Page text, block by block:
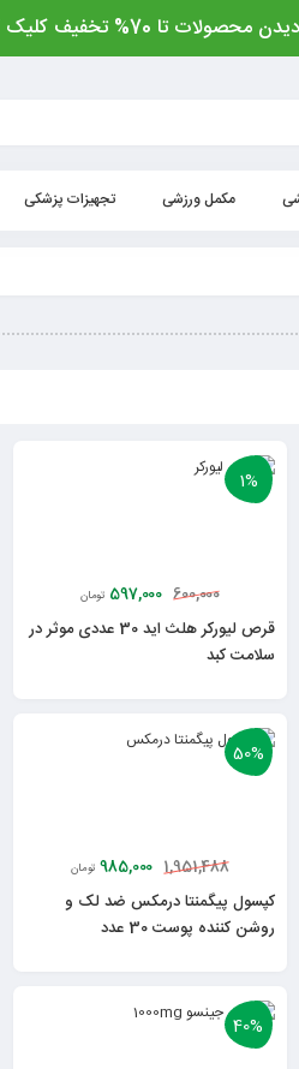
تا 70% تخفیف کلیک کنید.
مکمل ورزشی تجهیزات پزشکی
1%
600,000
597,000 تومان
قرص لیورکر هلث اید 30 عددی موثر در
سلامت کبد
50%
1,951,488
985,000 تومان
کپسول پیگمنتا درمکس ضد لک و
روشن کننده پوست 30 عدد
40%